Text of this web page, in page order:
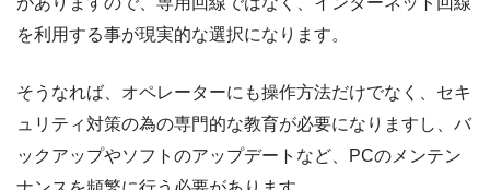
を利用する事が現実的な選択になります。
そうなれば、オペレーターにも操作方法だけでなく、セキ
ュリティ対策の為の専門的な教育が必要になりますし、バ
ックアップやソフトのアップデートなど、PCのメンテン